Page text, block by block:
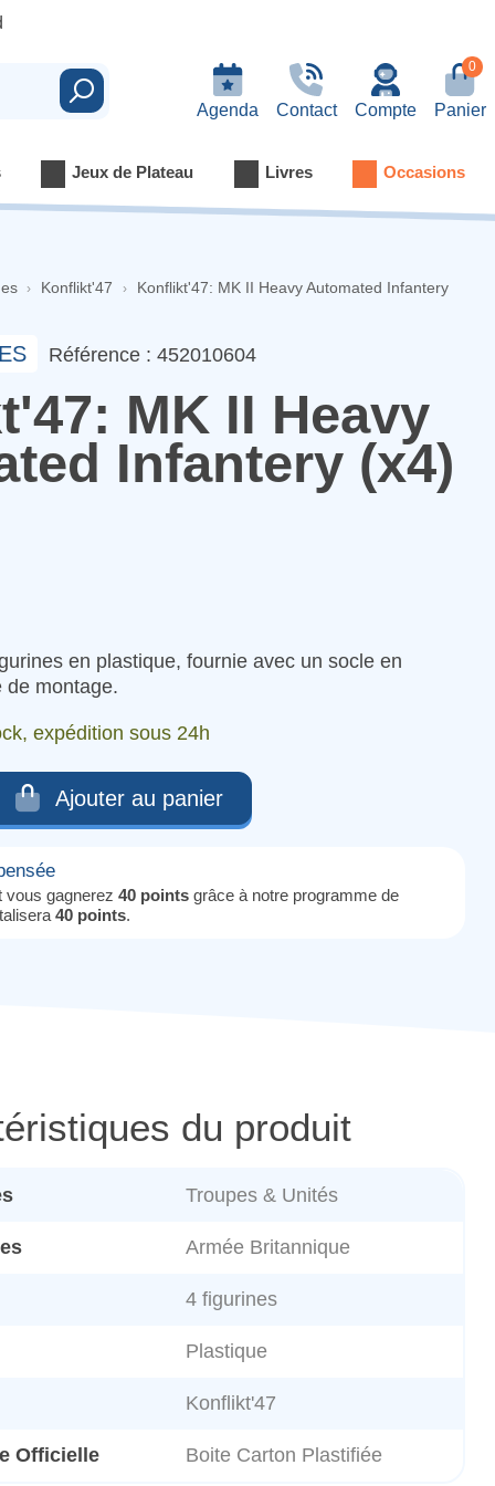
Agenda Contact
Rechercher Compte
0
Panier
Jeux de Plateau Livres Occasions
Konflikt'47 Konflikt'47: MK II Heavy Automated Infantery
Référence : 452010604
MK II Heavy
Infantery (x4)
en plastique, fournie avec un socle en
de montage.
expédition sous 24h
Ajouter au panier
vous gagnerez 40 points grâce à notre programme de
40 points.
du produit
Troupes & Unités
Armée Britannique
4 figurines
Plastique
Konflikt'47
Officielle Boite Carton Plastifiée